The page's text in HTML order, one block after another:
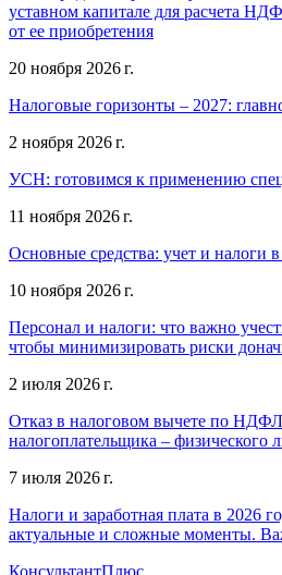
уставном капитале для расчета
от ее приобретения
20 ноября 2026 г.
Налоговые горизонты – 2027:
2 ноября 2026 г.
УСН: готовимся к применению
11 ноября 2026 г.
Основные средства: учет и налоги
10 ноября 2026 г.
Персонал и налоги: что важно
чтобы минимизировать риски
2 июля 2026 г.
Отказ в налоговом вычете по
налогоплательщика – физического
7 июля 2026 г.
Налоги и заработная плата в 2026
актуальные и сложные моменты.
КонсультантПлюс